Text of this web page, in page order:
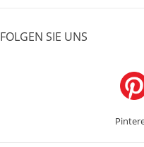
FOLGEN SIE UNS